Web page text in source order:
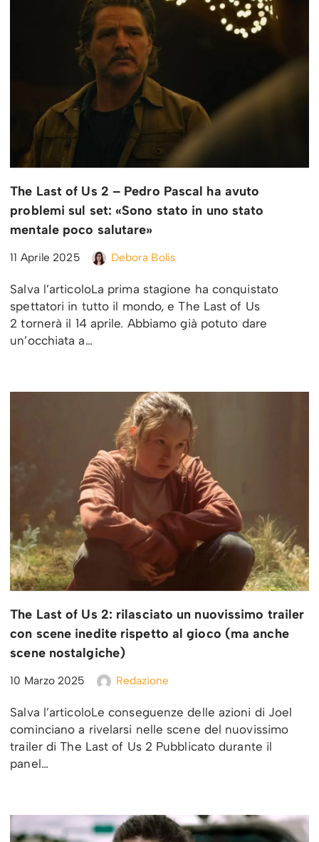
The Last of Us 2 – Pedro Pascal ha avuto
problemi sul set: «Sono stato in uno stato
mentale poco salutare»
11 Aprile 2025 Debora Bolis
Salva l’articoloLa prima stagione ha conquistato
spettatori in tutto il mondo, e The Last of Us
2 tornerà il 14 aprile. Abbiamo già potuto dare
un’occhiata a…
The Last of Us 2: rilasciato un nuovissimo trailer
con scene inedite rispetto al gioco (ma anche
scene nostalgiche)
10 Marzo 2025 Redazione
Salva l’articoloLe conseguenze delle azioni di Joel
cominciano a rivelarsi nelle scene del nuovissimo
trailer di The Last of Us 2 Pubblicato durante il
panel…